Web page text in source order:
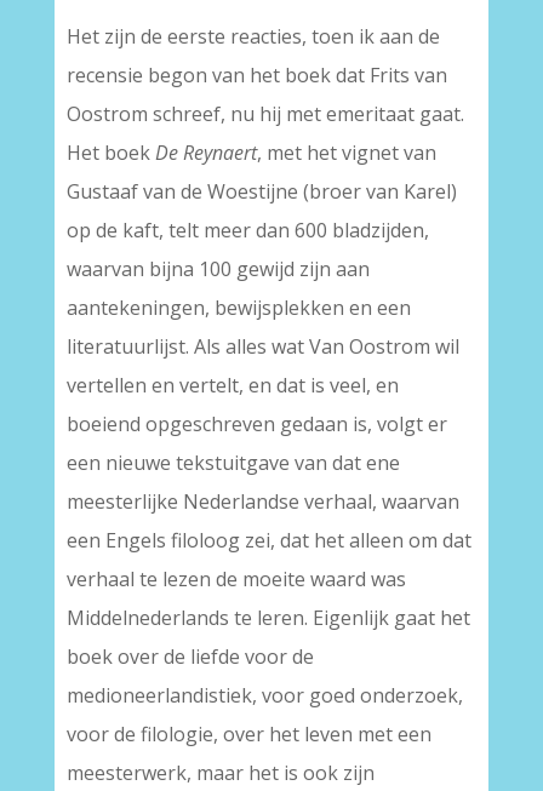
Het zijn de eerste reacties, toen ik aan de
recensie begon van het boek dat Frits van
Oostrom schreef, nu hij met emeritaat gaat.
Het boekDe Reynaert, met het vignet van
Gustaaf van de Woestijne (broer van Karel)
op de kaft, telt meer dan 600 bladzijden,
waarvan bijna 100 gewijd zijn aan
aantekeningen, bewijsplekken en een
literatuurlijst. Als alles wat Van Oostrom wil
vertellen en vertelt, en dat is veel, en
boeiend opgeschreven gedaan is, volgt er
een nieuwe tekstuitgave van dat ene
meesterlijke Nederlandse verhaal, waarvan
een Engels filoloog zei, dat het alleen om dat
verhaal te lezen de moeite waard was
Middelnederlands te leren. Eigenlijk gaat het
boek over de liefde voor de
medioneerlandistiek, voor goed onderzoek,
voor de filologie, over het leven met een
meesterwerk, maar het is ook zijn